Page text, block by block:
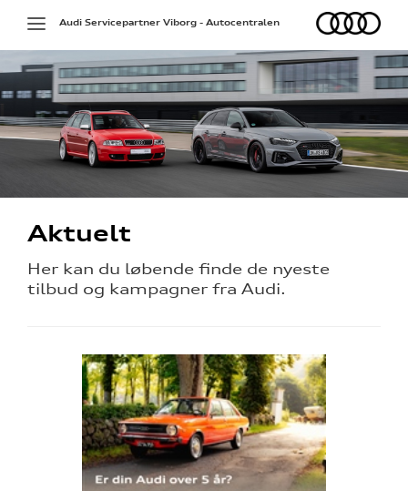
Toggle
navigation
Audi
Audi Servicepartner Viborg - Autocentralen
Aktuelt
Her kan du løbende finde de nyeste
tilbud og kampagner fra Audi.